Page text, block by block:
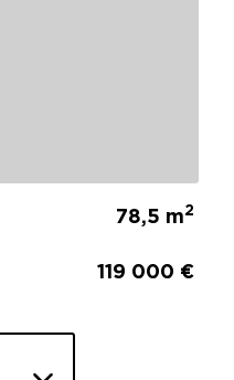
78,5 m2
119 000 €